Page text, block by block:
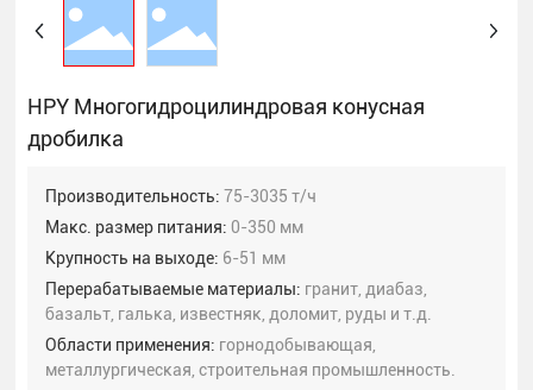
HPY Многогидроцилиндровая конусная
дробилка
Производительность:75-3035 т/ч
Макс. размер питания:0-350 мм
Крупность на выходе: 6-51 мм
Перерабатываемые материалы: гранит, диабаз,
базальт, галька, известняк, доломит, руды и т.д.
Области применения: горнодобывающая,
металлургическая, строительная промышленность.